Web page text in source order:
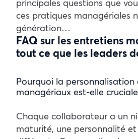
principales questions que
ces pratiques managériales
génération…
FAQ sur les entretiens
tout ce que les leaders
Pourquoi la personnalisation
managériaux est-elle
Chaque collaborateur a un
maturité, une personnalité et